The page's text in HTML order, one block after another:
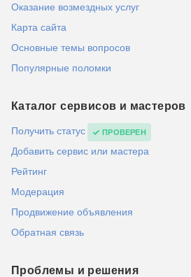
Оказание возмездных услуг
Карта сайта
Основные темы вопросов
Популярные поломки
Каталог сервисов и мастеров
Получить статус ПРОВЕРЕН
Добавить сервис или мастера
Рейтинг
Модерация
Продвижение объявления
Обратная связь
Проблемы и решения